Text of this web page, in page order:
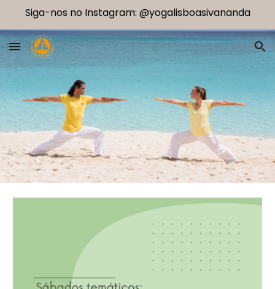
Siga-nos no Instagram: @yogalisboasivananda